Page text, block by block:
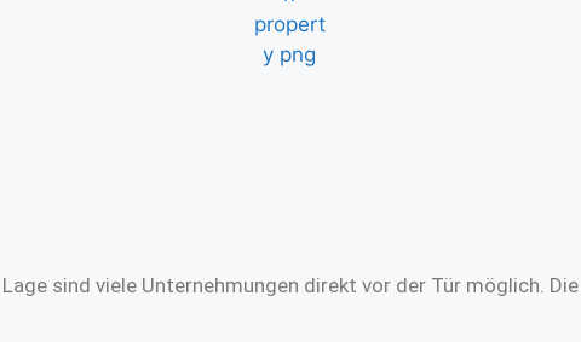
sind viele Unternehmungen direkt vor der Tür möglich.